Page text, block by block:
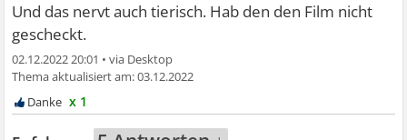
Und das nervt auch tierisch. Hab den den Film nicht
gescheckt.
02.12.2022 20:01 •
03.12.2022
x 1